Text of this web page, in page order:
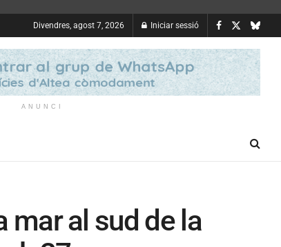
Divendres, agost 7, 2026 Iniciar sessió
ANUNCI
mar al sud de la